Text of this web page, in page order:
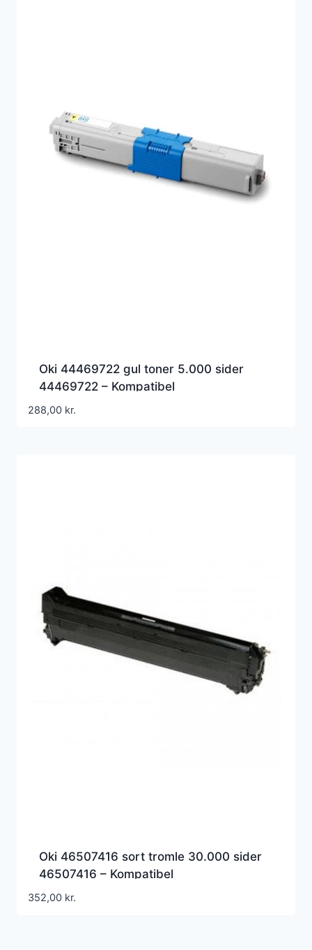
Oki 44469722 gul toner 5.000 sider
44469722 – Kompatibel
288,00 kr.
Oki 46507416 sort tromle 30.000 sider
46507416 – Kompatibel
352,00 kr.